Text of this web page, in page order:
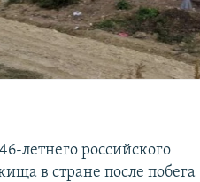
летнего российского
в стране после побега